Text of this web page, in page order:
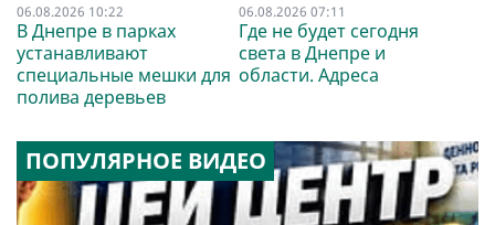
06.08.2026 10:22
В Днепре в парках
устанавливают
специальные мешки для
полива деревьев
06.08.2026 07:11
Где не будет сегодня
света в Днепре и
области. Адреса
ПОПУЛЯРНОЕ ВИДЕО